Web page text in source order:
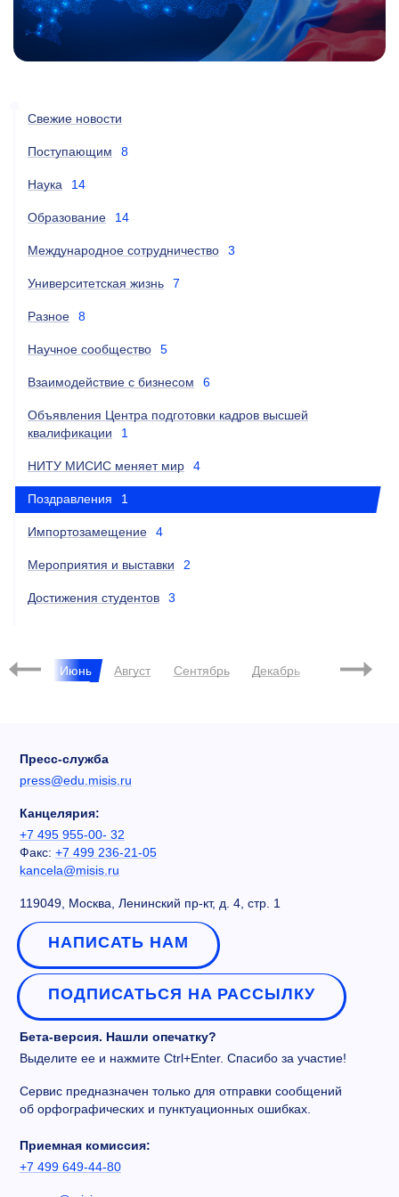
Свежие новости
Поступающим 8
Наука 14
Образование 14
Международное сотрудничество 3
Университетская жизнь 7
Разное 8
Научное сообщество 5
Взаимодействие с бизнесом 6
Объявления Центра подготовки кадров высшей
квалификации
1
НИТУ МИСИС меняет мир 4
Поздравления 1
Импортозамещение 4
Мероприятия и выставки 2
Достижения студентов 3
Май
Июнь Август Сентябрь Декабрь
Январь
Пресс-служба
press@edu.misis.ru
Канцелярия:
+7 495 955-00- 32
Факс: +7 499 236-21-05
kancela@misis.ru
119049, Москва, Ленинский пр-кт, д. 4, стр. 1
НАПИСАТЬ НАМ
ПОДПИСАТЬСЯ НА РАССЫЛКУ
Бета-версия. Нашли опечатку?
Выделите ее и нажмите Ctrl+Enter. Спасибо за участие!
Сервис предназначен только для отправки сообщений
об орфографических и пунктуационных ошибках.
Приемная комиссия:
+7 499 649-44-80